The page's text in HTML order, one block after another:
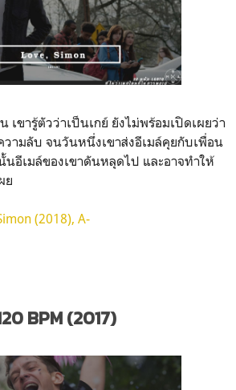
เขารู้ตัวว่าเป็นเกย์ ยังไม่พร้อมเปิดเผยว่า
วามลับ จนวันหนึ่งเขาส่งอีเมล์คุยกับเพื่อน
นอีเมล์ของเขาดันหลุดไป และอาจทำให้
ย
(2018), A-
BPM (2017)